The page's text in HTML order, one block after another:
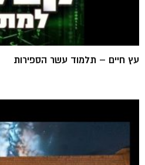
עץ חיים – תלמוד עשר הספירות